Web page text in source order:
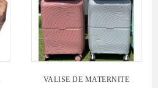
VALISE DE MATERNITE